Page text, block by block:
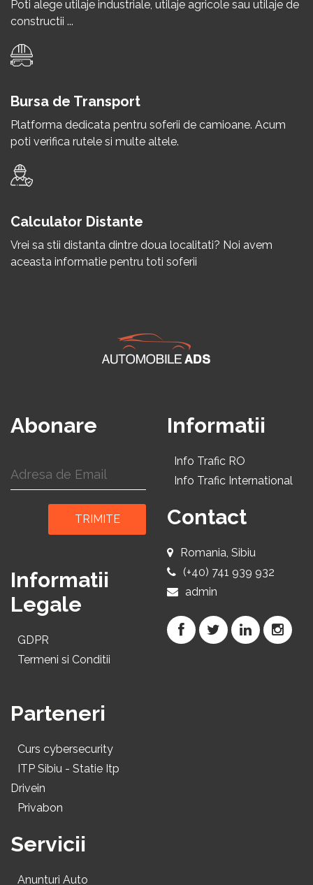
Poti alege utilaje industriale, utilaje agricole sau utilaje de
constructii ...
Bursa de Transport
Platforma dedicata pentru soferii de camioane. Acum
poti verifica rutele si multe altele.
Calculator Distante
Vrei sa stii distanta dintre doua localitati? Noi avem
aceasta informatie pentru toti soferii
Abonare
TRIMITE
Informatii
Legale
GDPR
Termeni si Conditii
Parteneri
Curs cybersecurity
ITP Sibiu - Statie Itp
Drivein
Privabon
Informatii
Info Trafic RO
Info Trafic International
Contact
Romania, Sibiu
(+40) 741 939 932
admin
Servicii
Anunturi Auto